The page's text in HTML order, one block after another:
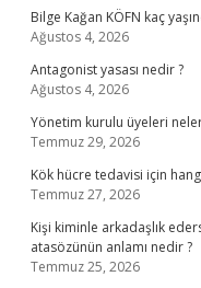
Bilge Kağan KÖFN kaç
Ağustos 4, 2026
Antagonist yasası nedir ?
Ağustos 4, 2026
Yönetim kurulu üyeleri
Temmuz 29, 2026
Kök hücre tedavisi için
Temmuz 27, 2026
Kişi kiminle arkadaşlık
atasözünün anlamı nedir ?
Temmuz 25, 2026